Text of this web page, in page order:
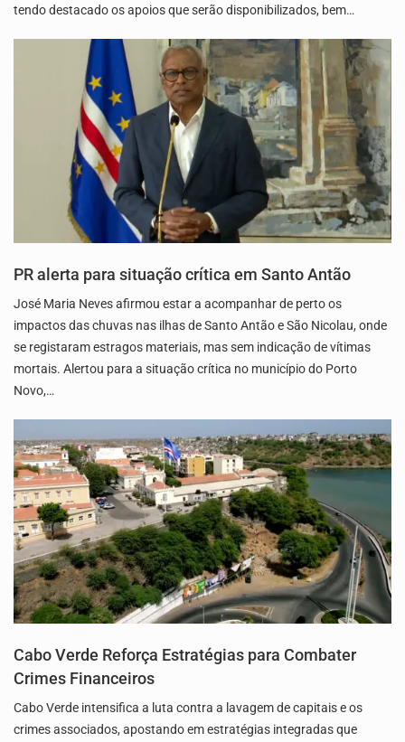
tendo destacado os apoios que serão disponibilizados, bem…
PR alerta para situação crítica em Santo Antão
José Maria Neves afirmou estar a acompanhar de perto os
impactos das chuvas nas ilhas de Santo Antão e São Nicolau, onde
se registaram estragos materiais, mas sem indicação de vítimas
mortais. Alertou para a situação crítica no município do Porto
Novo,…
Cabo Verde Reforça Estratégias para Combater
Crimes Financeiros
Cabo Verde intensifica a luta contra a lavagem de capitais e os
crimes associados, apostando em estratégias integradas que